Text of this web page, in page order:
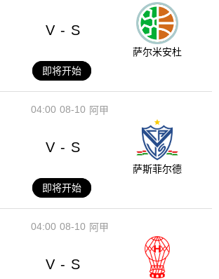
V - S
萨尔米安杜
即将开始
08-10
04:00 阿甲
V - S
萨斯菲尔德
即将开始
08-10
04:00 阿甲
V - S